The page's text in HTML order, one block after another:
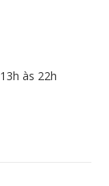
às 22h